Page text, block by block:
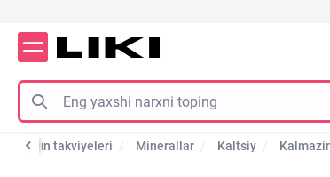
va xun takviyeleri Minerallar Kaltsiy